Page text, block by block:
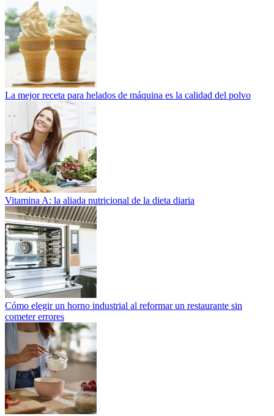
La mejor receta para helados de máquina es la calidad del polvo
Vitamina A: la aliada nutricional de la dieta diaria
Cómo elegir un horno industrial al reformar un restaurante sin
cometer errores